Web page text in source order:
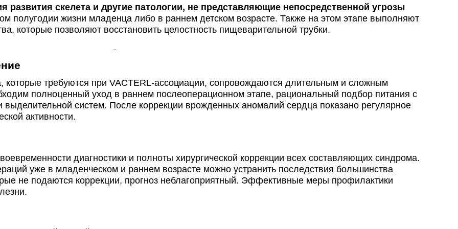
скелета и другие патологии, не представляющие непосредственной угрозы
полугодии жизни младенца либо в раннем детском возрасте. Также на этом этапе выполняют
которые позволяют восстановить целостность пищеварительной трубки.
требуются при VACTERL-ассоциации, сопровождаются длительным и сложным
полноценный уход в раннем послеоперационном этапе, рациональный подбор питания с
систем. После коррекции врожденных аномалий сердца показано регулярное
активности.
диагностики и полноты хирургической коррекции всех составляющих синдрома.
уже в младенческом и раннем возрасте можно устранить последствия большинства
не подаются коррекции, прогноз неблагоприятный. Эффективные меры профилактики